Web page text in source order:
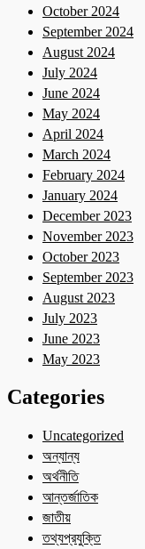
October 2024
September 2024
August 2024
July 2024
June 2024
May 2024
April 2024
March 2024
February 2024
January 2024
December 2023
November 2023
October 2023
September 2023
August 2023
July 2023
June 2023
May 2023
Categories
Uncategorized
অন্যান্য
অর্থনীতি
আন্তর্জাতিক
জাতীয়
তথ্যপ্রযুক্তি